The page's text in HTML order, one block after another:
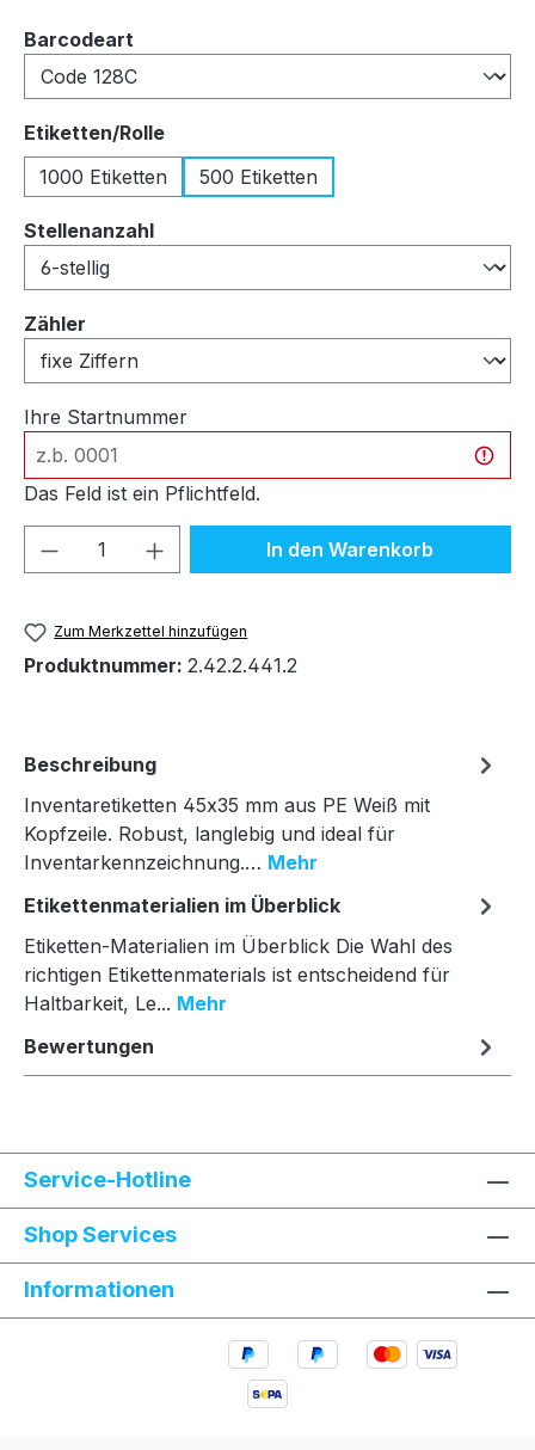
Barcodeart
Etiketten/Rolleauswählen
1000 Etiketten
500 Etiketten
Stellenanzahlauswählen
Zähler
Ihre Startnummer
Das Feld ist ein Pflichtfeld.
Produkt Anzahl: Gib denIn den Warenkorb
Zum Merkzettel hinzufügen
Produktnummer: 2.42.2.441.2
Beschreibung
Inventaretiketten 45x35 mm aus PE Weiß mit
Kopfzeile. Robust, langlebig und ideal für
Inventarkennzeichnung.… Mehr
Etikettenmaterialien im Überblick
Etiketten-Materialien im Überblick Die Wahl des
richtigen Etikettenmaterials ist entscheidend für
Haltbarkeit, Le... Mehr
Bewertungen
Service-Hotline
Shop Services
Informationen